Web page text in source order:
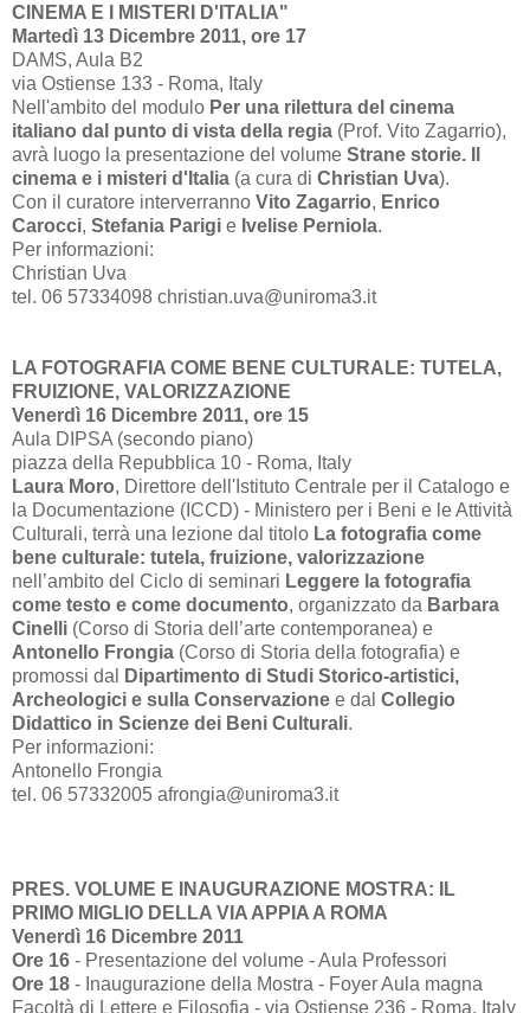
CINEMA E I MISTERI D'ITALIA"
Martedì 13 Dicembre 2011, ore 17
DAMS, Aula B2
via Ostiense 133 - Roma, Italy
Nell'ambito del modulo Per una rilettura del cinema
italiano dal punto di vista della regia (Prof. Vito Zagarrio),
avrà luogo la presentazione del volume Strane storie. Il
cinema e i misteri d'Italia (a cura di Christian Uva).
Con il curatore interverranno Vito Zagarrio, Enrico
Carocci, Stefania Parigi e Ivelise Perniola.
Per informazioni:
Christian Uva
tel. 06 57334098 christian.uva@uniroma3.it
LA FOTOGRAFIA COME BENE CULTURALE: TUTELA,
FRUIZIONE, VALORIZZAZIONE
Venerdì 16 Dicembre 2011, ore 15
Aula DIPSA (secondo piano)
piazza della Repubblica 10 - Roma, Italy
Laura Moro, Direttore dell'Istituto Centrale per il Catalogo e
la Documentazione (ICCD) - Ministero per i Beni e le Attività
Culturali, terrà una lezione dal titolo La fotografia come
bene culturale: tutela, fruizione, valorizzazione
nell’ambito del Ciclo di seminari Leggere la fotografia
come testo e come documento, organizzato da Barbara
Cinelli (Corso di Storia dell’arte contemporanea) e
Antonello Frongia (Corso di Storia della fotografia) e
promossi dal
Dipartimento di Studi Storico-artistici,
Archeologici e sulla Conservazione e dal Collegio
Didattico in Scienze dei Beni Culturali.
Per informazioni:
Antonello Frongia
tel. 06 57332005 afrongia@uniroma3.it
PRES. VOLUME E INAUGURAZIONE MOSTRA: IL
PRIMO MIGLIO DELLA VIA APPIA A ROMA
Venerdì 16 Dicembre 2011
Ore 16 - Presentazione del volume - Aula Professori
Ore 18 - Inaugurazione della Mostra - Foyer Aula magna
Facoltà di Lettere e Filosofia - via Ostiense 236 - Roma, Italy